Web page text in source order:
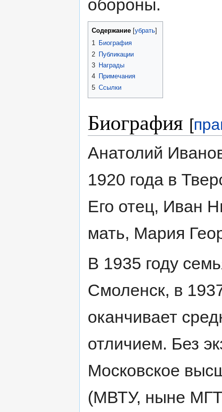
обороны.
Содержание убрать
1 Биография
2 Публикации
3 Награды
4 Примечания
5 Ссылки
Биография [
Анатолий
1920 года в
Его отец, Иван
мать, Мария
В 1935 году
Смоленск, в
оканчивает
отличием. Без
Московское
(МВТУ, ныне